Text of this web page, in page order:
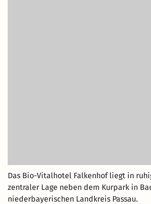
Das Bio-Vitalhotel Falkenhof liegt in
zentraler Lage neben dem Kurpark in
niederbayerischen Landkreis Passau.